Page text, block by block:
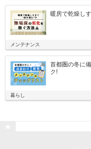
暖房で乾燥し
メンテナンス
首都圏の冬に
ク!
暮らし